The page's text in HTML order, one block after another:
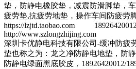
垫，防静电橡胶垫，减震防滑脚垫，
疲劳垫,抗疲劳地垫，操作车间防疲劳
https://lzjtd.taobao.com
http://www.szlongzhijing.com
深圳卡优静电科技有限公司-缓冲防疲
垫也称之为：龙之净防静电地垫，防
防静电绿面黑底胶皮，18926420012/